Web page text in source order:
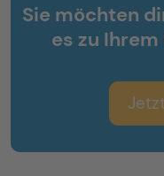
Sie möchten
es zu